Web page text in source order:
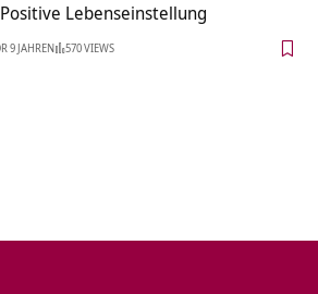
Lebenseinstellung
9 JAHREN 570 VIEWS